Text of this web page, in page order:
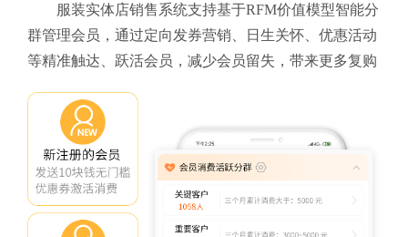
服装实体店销售系统支持基于RFM价值模型智能分
群管理会员，通过定向发券营销、日生关怀、优惠活动
等精准触达、跃活会员，减少会员留失，带来更多复购